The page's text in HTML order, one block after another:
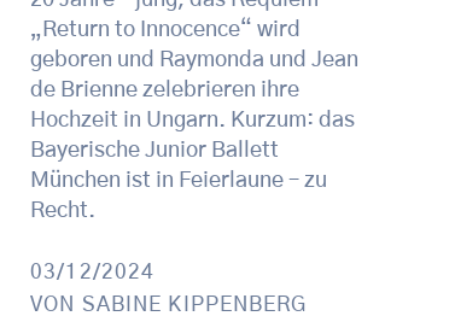
„Return to Innocence“ wird
geboren und Raymonda und Jean
de Brienne zelebrieren ihre
Hochzeit in Ungarn. Kurzum: das
Bayerische Junior Ballett
München ist in Feierlaune – zu
Recht.
03/12/2024
VON SABINE KIPPENBERG